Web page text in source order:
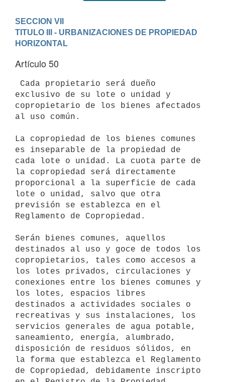
SECCION VII
TITULO III - URBANIZACIONES DE PROPIEDAD
HORIZONTAL
Artículo 50
exclusivo de su lote o unidad y
copropietario de los bienes afectados
al uso común.
La copropiedad de los bienes comunes
es inseparable de la propiedad de
cada lote o unidad. La cuota parte de
la copropiedad será directamente
proporcional a la superficie de cada
lote o unidad, salvo que otra
previsión se establezca en el
Reglamento de Copropiedad.
Serán bienes comunes, aquellos
destinados al uso y goce de todos los
copropietarios, tales como accesos a
los lotes privados, circulaciones y
conexiones entre los bienes comunes y
los lotes, espacios libres
destinados a actividades sociales o
recreativas y sus instalaciones, los
servicios generales de agua potable,
saneamiento, energía, alumbrado,
disposición de residuos sólidos, en
la forma que establezca el Reglamento
de Copropiedad, debidamente inscripto